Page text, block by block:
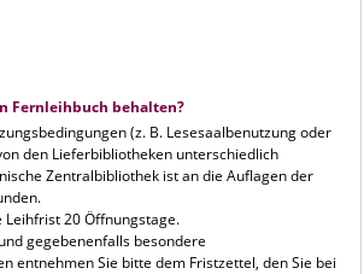
Fernleihbuch behalten?
(z. B. Lesesaalbenutzung oder
den Lieferbibliotheken unterschiedlich
Zentralbibliothek ist an die Auflagen der
Leihfrist 20 Öffnungstage.
gegebenenfalls besondere
entnehmen Sie bitte dem Fristzettel, den Sie bei